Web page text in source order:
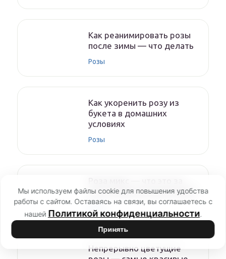
Как реанимировать розы
после зимы — что делать
Розы
Как укоренить розу из
букета в домашних
условиях
Розы
сорт комнатного растения
Непрерывно цветущие
Мы используем файлы cookie для повышения удобства
работы с сайтом. Оставаясь на связи, вы соглашаетесь с
нашей Политикой конфиденциальности.
Принять